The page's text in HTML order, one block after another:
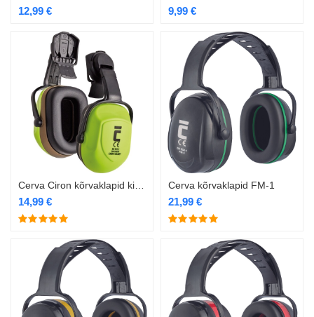
12,99 € 9,99 €
14,99 €
Cerva kõrvaklapid FM-1
21,99 €